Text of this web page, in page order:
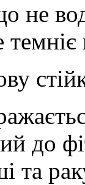
не
до
та